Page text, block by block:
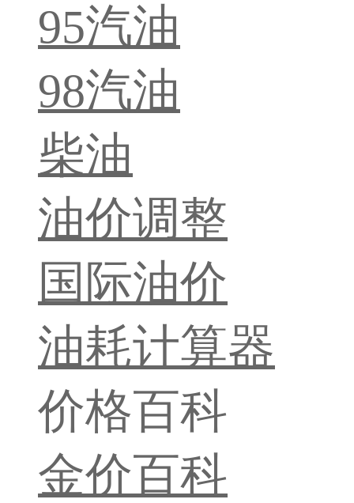
95汽油
98汽油
柴油
油价调整
国际油价
油耗计算器
价格百科
金价百科